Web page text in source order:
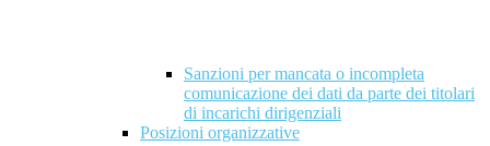
Sanzioni per mancata o incompleta
comunicazione dei dati da parte dei titolari
di incarichi dirigenziali
Posizioni organizzative